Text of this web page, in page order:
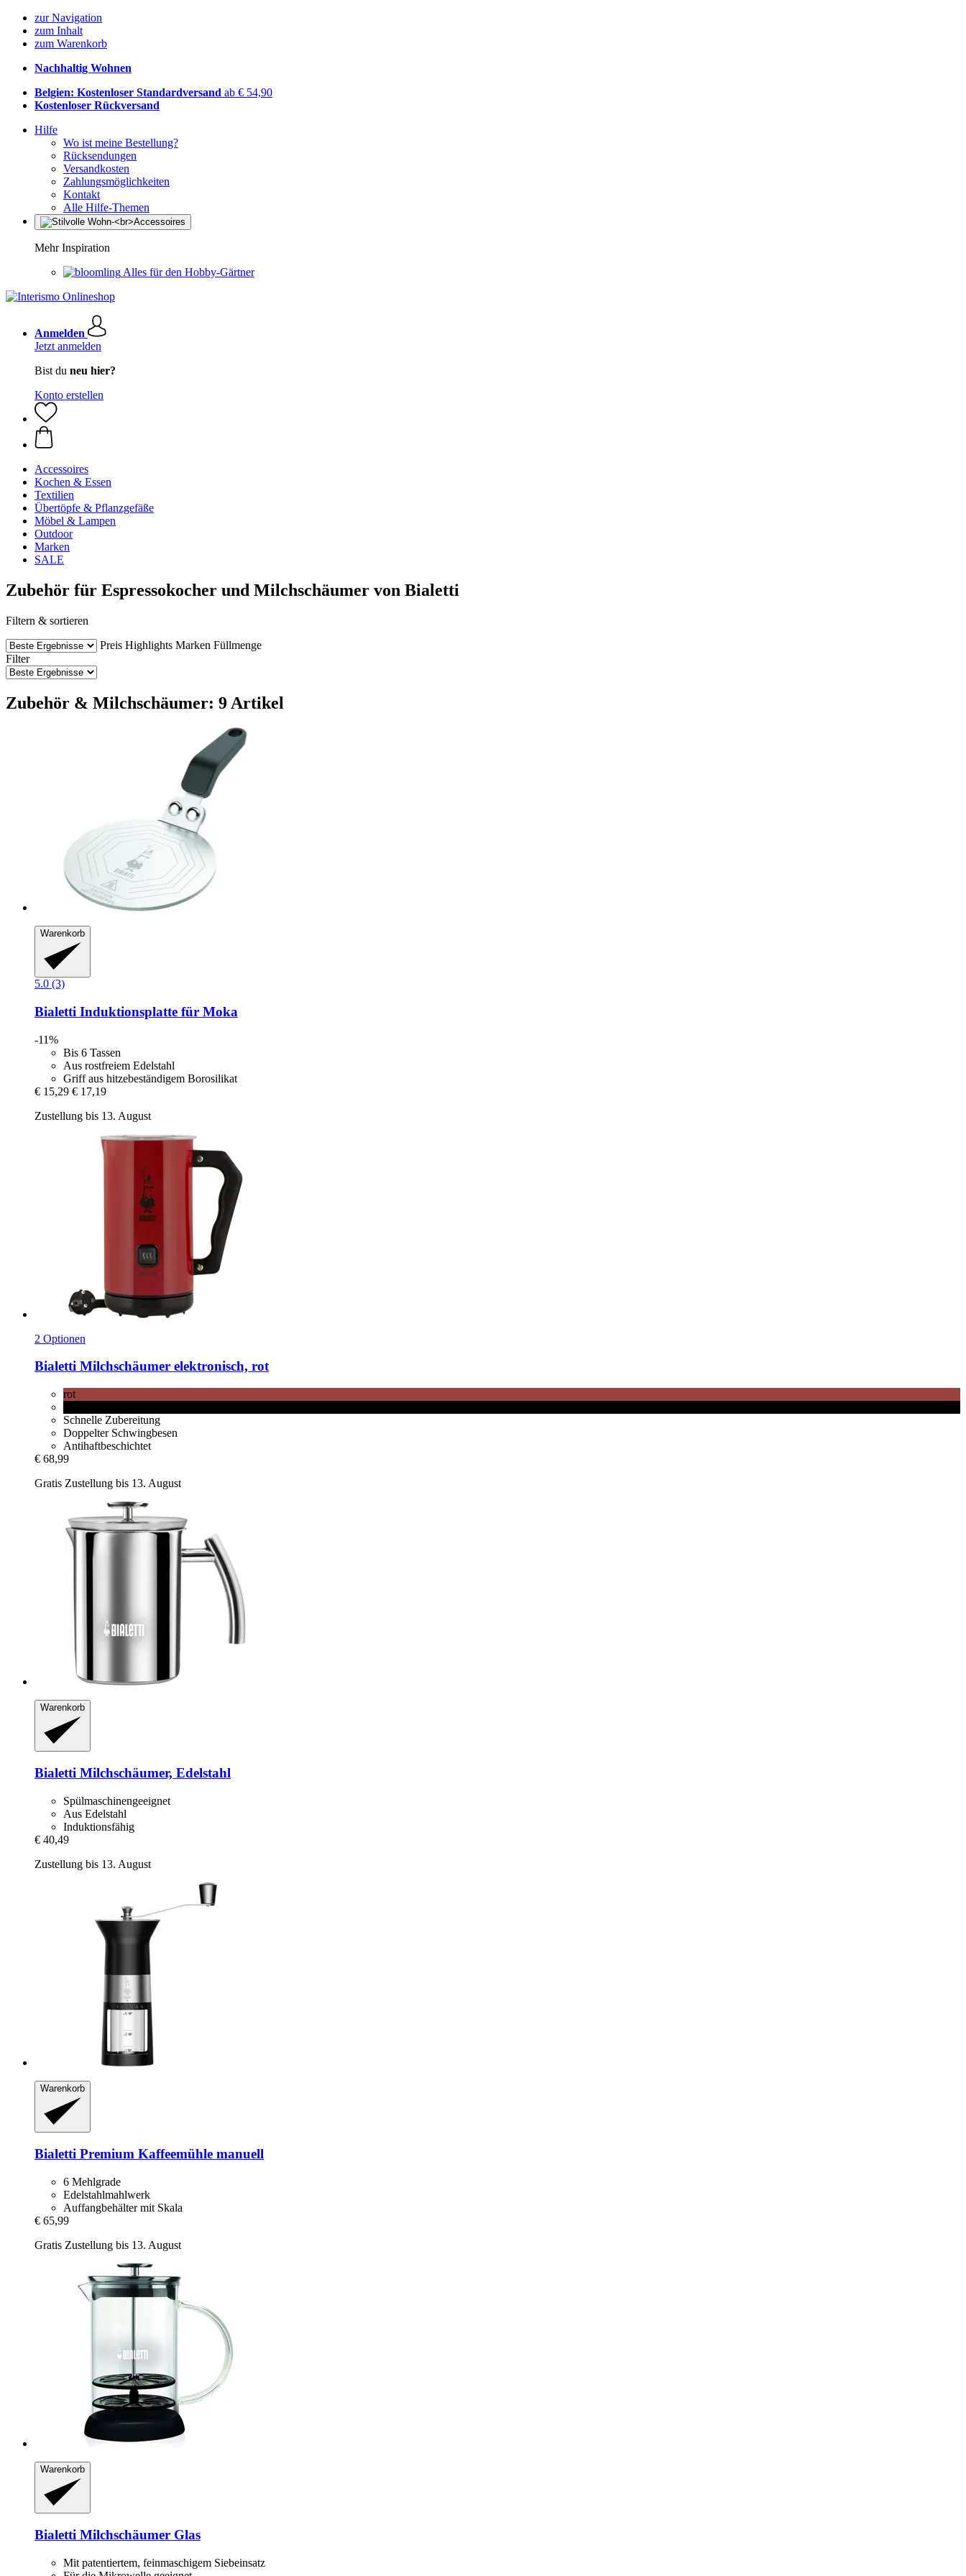
zur Navigation
zum Inhalt
zum Warenkorb
Nachhaltig Wohnen
Belgien: Kostenloser Standardversand ab € 54,90
Kostenloser Rückversand
Hilfe
Wo ist meine Bestellung?
Rücksendungen
Versandkosten
Zahlungsmöglichkeiten
Kontakt
Alle Hilfe-Themen
Mehr Inspiration
Alles für den Hobby-Gärtner
Anmelden
Jetzt anmelden
Bist du neu hier?
Konto erstellen
Accessoires
Kochen & Essen
Textilien
Übertöpfe & Pflanzgefäße
Möbel & Lampen
Outdoor
Marken
SALE
Zubehör für Espressokocher und Milchschäumer von Bialetti
Filtern & sortieren
Preis Highlights Marken Füllmenge
Filter
Zubehör & Milchschäumer: 9 Artikel
Warenkorb
5.0 (3)
Bialetti Induktionsplatte für Moka
-11%
Bis 6 Tassen
Aus rostfreiem Edelstahl
Griff aus hitzebeständigem Borosilikat
€ 15,29 € 17,19
Zustellung bis 13. August
2 Optionen
Bialetti Milchschäumer elektronisch, rot
rot
Schnelle Zubereitung
Doppelter Schwingbesen
Antihaftbeschichtet
€ 68,99
Gratis Zustellung bis 13. August
Warenkorb
Bialetti Milchschäumer, Edelstahl
Spülmaschinengeeignet
Aus Edelstahl
Induktionsfähig
€ 40,49
Zustellung bis 13. August
Warenkorb
Bialetti Premium Kaffeemühle manuell
6 Mehlgrade
Edelstahlmahlwerk
Auffangbehälter mit Skala
€ 65,99
Gratis Zustellung bis 13. August
Warenkorb
Bialetti Milchschäumer Glas
Mit patentiertem, feinmaschigem Siebeinsatz